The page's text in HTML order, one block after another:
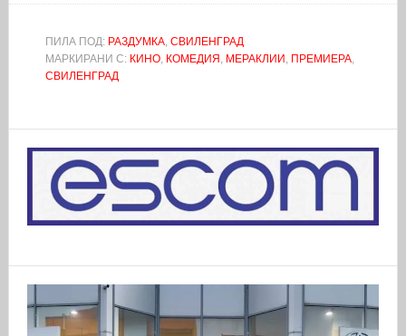
ПИЛА ПОД: РАЗДУМКА, СВИЛЕНГРАД
МАРКИРАНИ С: КИНО, КОМЕДИЯ , МЕРАКЛИИ , ПРЕМИЕРА,
СВИЛЕНГРАД